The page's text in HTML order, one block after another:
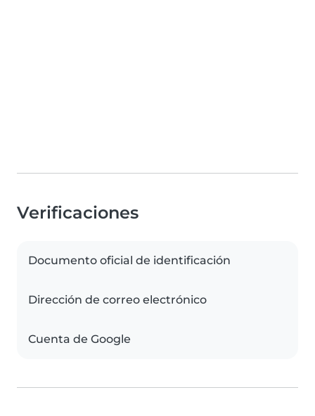
Verificaciones
Documento oficial de identificación
Dirección de correo electrónico
Cuenta de Google